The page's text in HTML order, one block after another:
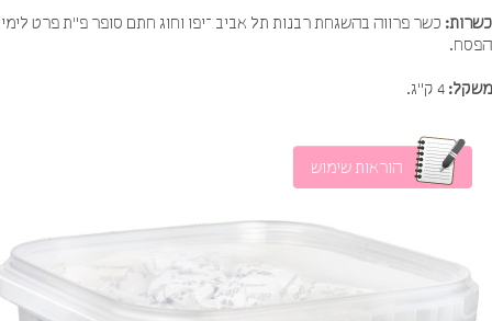
כשר פרווה בהשגחת רבנות תל אביב –יפו וחוג חתם סופר פ"ת פרט לימי
4 ק"ג.
הוראות שימוש